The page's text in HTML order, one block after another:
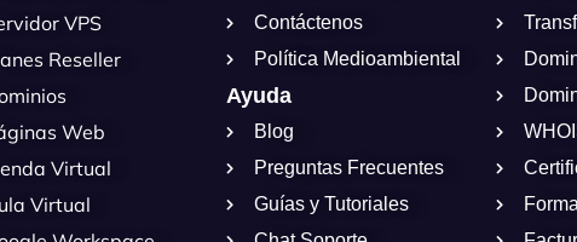
VPS
Reseller
Web
Virtual
Virtual
Contáctenos
Política Medioambiental
Ayuda
Blog
Preguntas Frecuentes
Guías y Tutoriales